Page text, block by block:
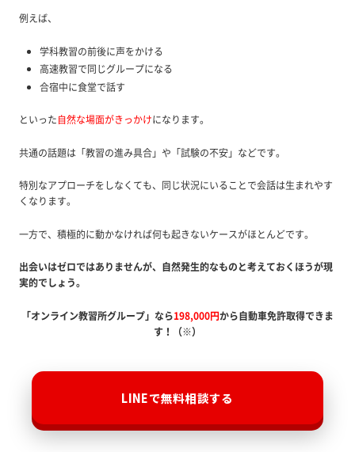
例えば、
学科教習の前後に声をかける
高速教習で同じグループになる
合宿中に食堂で話す
といった自然な場面がきっかけになります。
共通の話題は「教習の進み具合」や「試験の不安」などです。
特別なアプローチをしなくても、同じ状況にいることで会話は生まれやす
くなります。
一方で、積極的に動かなければ何も起きないケースがほとんどです。
出会いはゼロではありませんが、自然発生的なものと考えておくほうが現
実的でしょう。
「オンライン教習所グループ」なら198,000円から自動車免許取得できま
す！（※）
LINEで無料相談する